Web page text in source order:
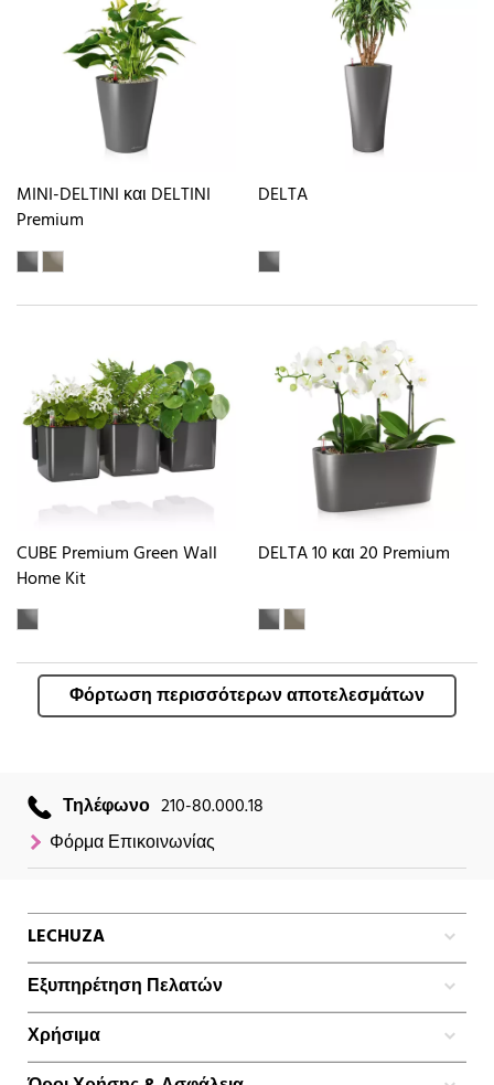
MINI-DELTINI και DELTINI
Premium
DELTA
CUBE Premium Green Wall
Home Kit
DELTA 10 και 20 Premium
Φόρτωση περισσότερων αποτελεσμάτων
Τηλέφωνο 210-80.000.18
Φόρμα Επικοινωνίας
LECHUZA
Εξυπηρέτηση Πελατών
Χρήσιμα